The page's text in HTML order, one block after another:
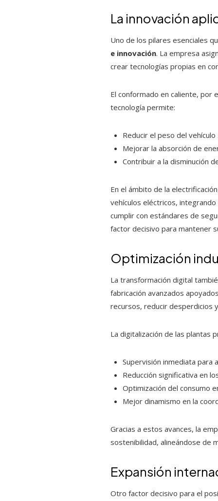
La innovación
Uno de los pilares esenciales
e innovación. La empresa
crear tecnologías propias en
El conformado en caliente, por
tecnología permite:
Reducir el peso del
Mejorar la absorción de
Contribuir a la disminución
En el ámbito de la
vehículos eléctricos,
cumplir con estándares de
factor decisivo para mantener
Optimización
La transformación digital
fabricación avanzados
recursos, reducir desperdicios
La digitalización de las plantas
Supervisión inmediata para
Reducción significativa en
Optimización del consumo
Mejor dinamismo en la
Gracias a estos avances, la
sostenibilidad, alineándose de
Expansión
Otro factor decisivo para el